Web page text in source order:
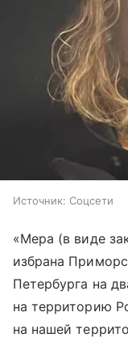
Источник: Соцсети
«Мера (в виде
избрана
Петербурга на
на территорию
на нашей